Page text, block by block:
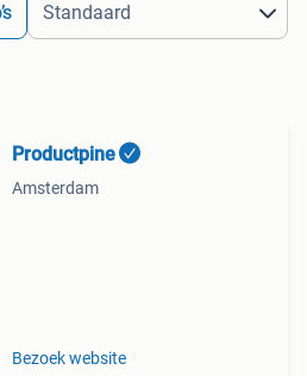
Productpine
Amsterdam
Bezoek website